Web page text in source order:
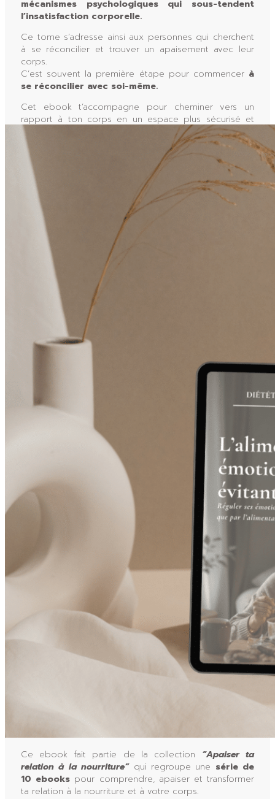
mécanismes psychologiques qui sous-tendent
l’insatisfaction corporelle.
Ce tome s’adresse ainsi aux personnes qui cherchent
à se réconcilier et trouver un apaisement avec leur
corps.
C’est souvent la première étape pour commencer à
se réconcilier avec soi-même.
Cet ebook t’accompagne pour cheminer vers un
rapport à ton corps en un espace plus sécurisé et
plus confiant pour tendre à
réduire la lutte
permanente contre soi-même.
Ce ebook fait partie de la collection “Apaiser ta
relation à la nourriture”qui regroupe une série de
10 ebooks pour comprendre, apaiser et transformer
ta relation à la nourriture et à votre corps.